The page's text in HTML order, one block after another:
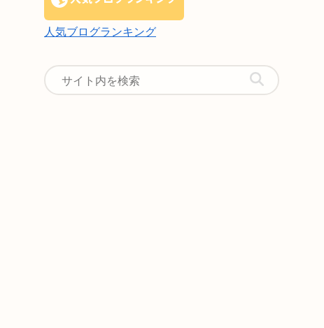
人気ブログランキング